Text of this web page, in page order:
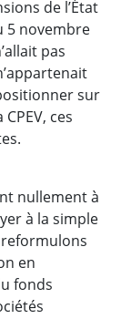
de l’État
5 novembre
pas
sur
ces
nullement à
à la simple
en
fonds